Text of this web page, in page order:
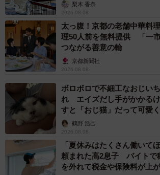
梨木 香奈
2026.08.08
太っ腹！京都の老舗中華料
理50人前を無料提供 「一市
つながる善意の輪
京都新聞社
2026.08.08
ボロボロで不細工なおじい
れ エイズだし手がかかる
すと「おじ猫」だって可愛
鶴野 浩己
2026.08.08
「夏休みはたくさん働いて
頼まれた高2息子 バイトで
を外れて税金や保険料が上